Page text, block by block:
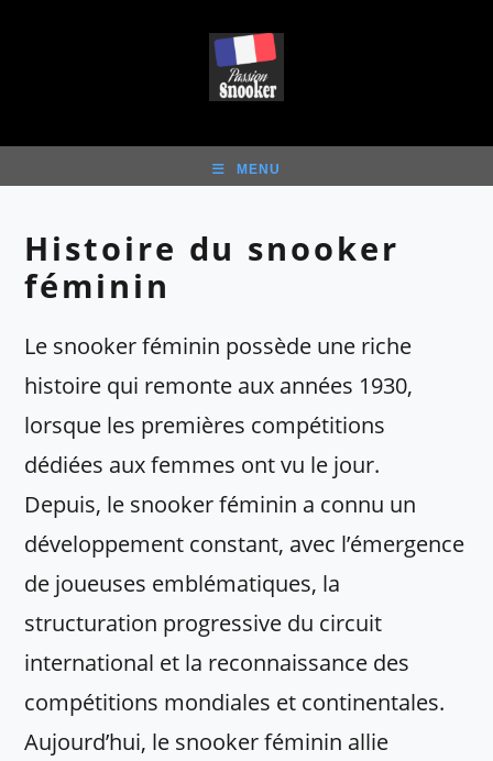
MENU
Histoire du snooker
féminin
Le snooker féminin possède une riche
histoire qui remonte aux années 1930,
lorsque les premières compétitions
dédiées aux femmes ont vu le jour.
Depuis, le snooker féminin a connu un
développement constant, avec l’émergence
de joueuses emblématiques, la
structuration progressive du circuit
international et la reconnaissance des
compétitions mondiales et continentales.
Aujourd’hui, le snooker féminin allie